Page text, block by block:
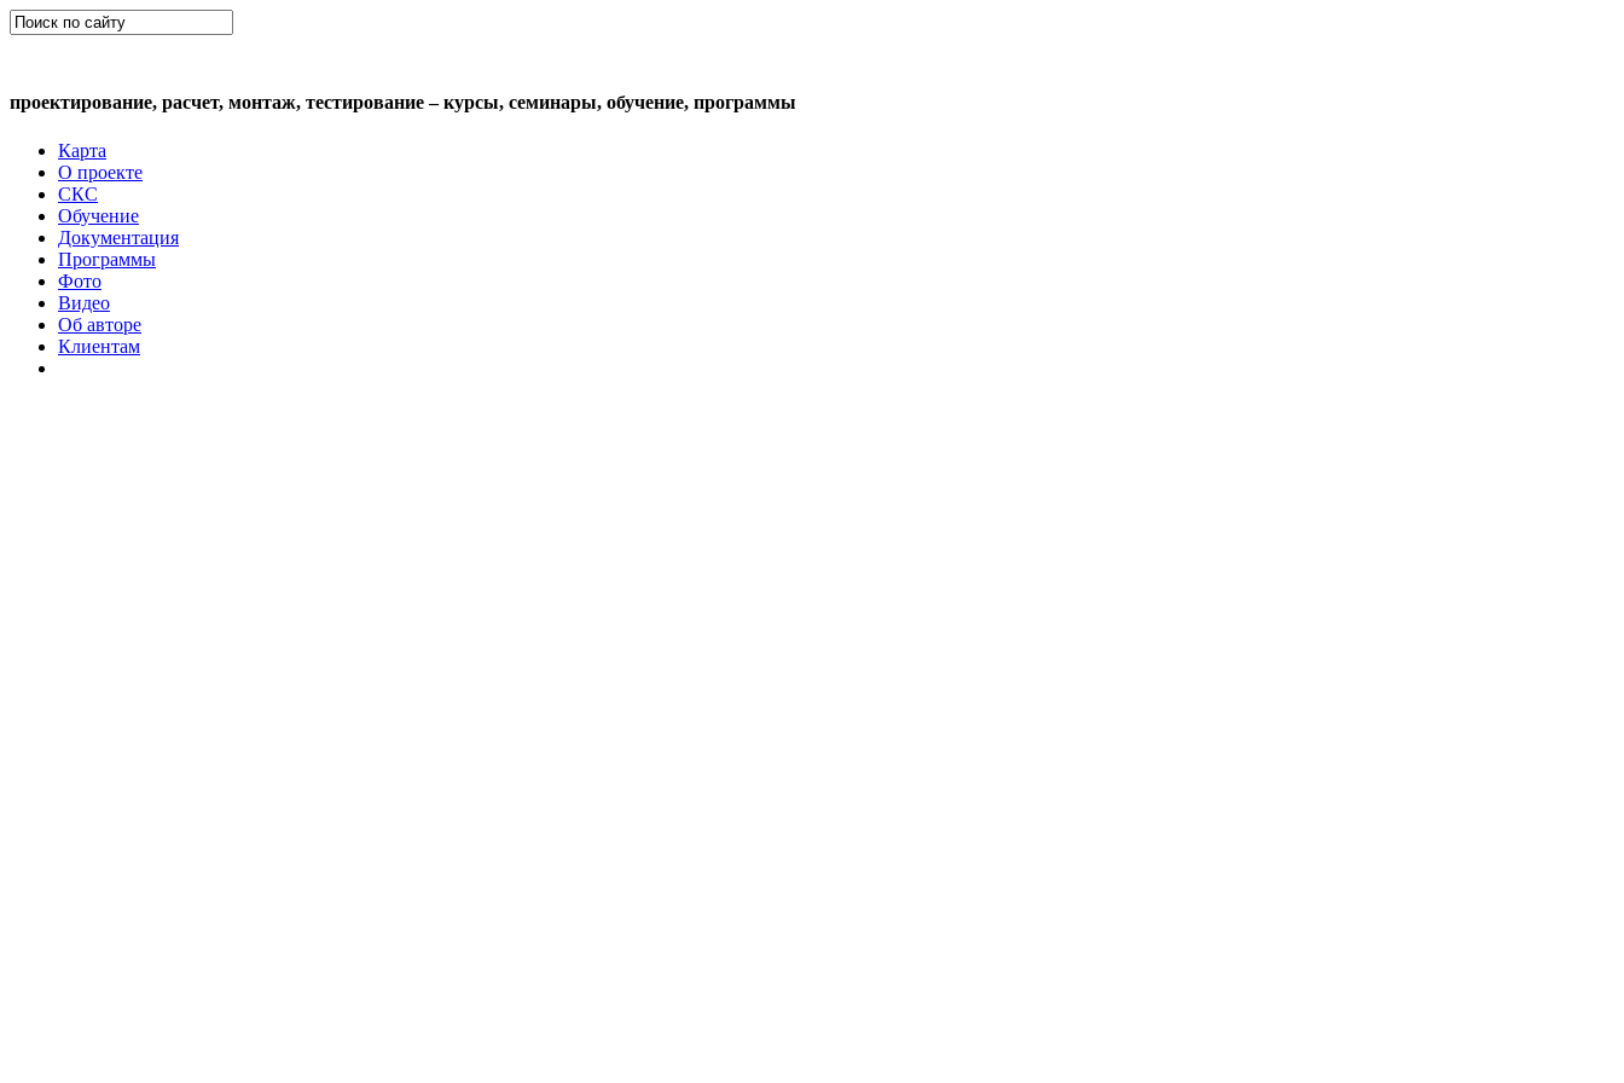
проектирование, расчет, монтаж, тестирование – курсы, семинары, обучение, программы
Карта
О проекте
СКС
Обучение
Документация
Программы
Фото
Видео
Об авторе
Клиентам